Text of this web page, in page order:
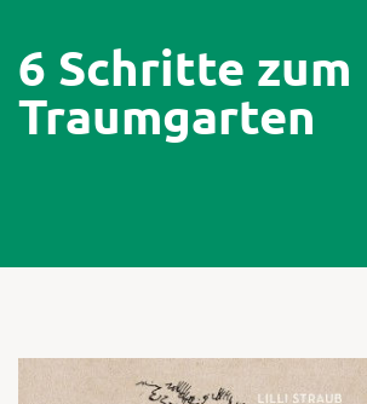
6 Schritte zum
Traumgarten